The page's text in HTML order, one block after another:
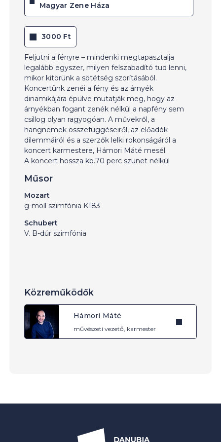
Magyar Zene Háza
3000 Ft
Feljutni a fényre – mindenki megtapasztalja
legalább egyszer, milyen felszabadító tud lenni,
mikor kitörünk a sötétség szorításából.
Koncertünk zenéi a fény és az árnyék
dinamikájára épülve mutatják meg, hogy az
árnyékban fogant zenék nélkül a napfény sem
csillog olyan ragyogóan. A művekről, a
hangnemek összefüggéseiről, az előadók
dilemmáiról és a szerzők lelki rokonságáról a
koncert karmestere, Hámori Máté mesél.
A koncert hossza kb.70 perc szünet nélkül
Műsor
Mozart
g-moll szimfónia K183
Schubert
V. B-dúr szimfónia
Közreműködők
Hámori Máté
művészeti vezető, karmester